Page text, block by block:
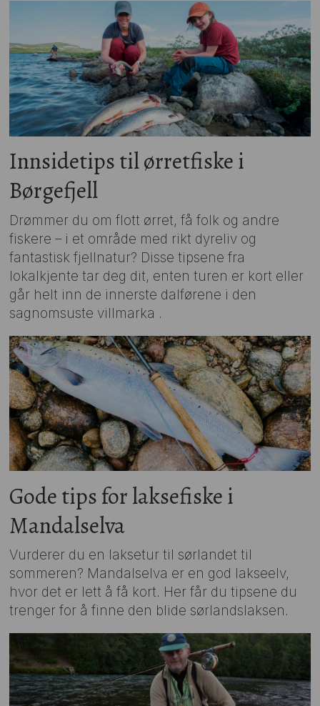
Innsidetips til ørretfiske i
Børgefjell
Drømmer du om flott ørret, få folk og andre
fiskere – i et område med rikt dyreliv og
fantastisk fjellnatur? Disse tipsene fra
lokalkjente tar deg dit, enten turen er kort eller
går helt inn de innerste dalførene i den
sagnomsuste villmarka .
Gode tips for laksefiske i
Mandalselva
Vurderer du en laksetur til sørlandet til
sommeren? Mandalselva er en god lakseelv,
hvor det er lett å få kort. Her får du tipsene du
trenger for å finne den blide sørlandslaksen.